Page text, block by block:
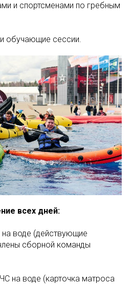
и спортсменами по гребным
обучающие сессии.
всех дней:
на воде (действующие
сборной команды
на воде (карточка матроса